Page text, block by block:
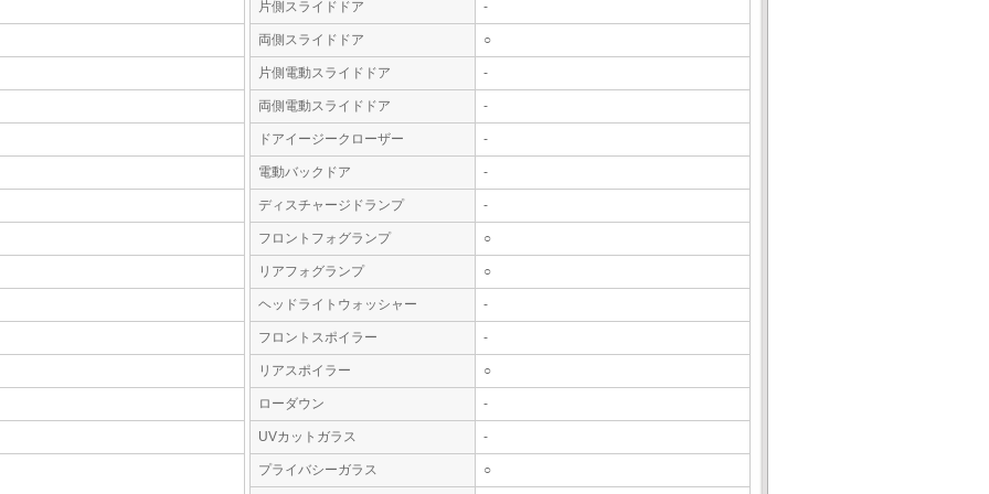
片側スライドドア -
両側スライドドア ○
片側電動スライドドア -
両側電動スライドドア -
ドアイージークローザー -
電動バックドア -
ディスチャージドランプ -
フロントフォグランプ ○
リアフォグランプ ○
ヘッドライトウォッシャー -
フロントスポイラー -
リアスポイラー ○
ローダウン -
UVカットガラス -
プライバシーガラス ○